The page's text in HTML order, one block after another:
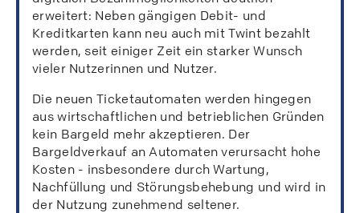
erweitert: Neben gängigen Debit- und
Kreditkarten kann neu auch mit Twint bezahlt
werden, seit einiger Zeit ein starker Wunsch
vieler Nutzerinnen und Nutzer.
Die neuen Ticketautomaten werden hingegen
aus wirtschaftlichen und betrieblichen Gründen
kein Bargeld mehr akzeptieren. Der
Bargeldverkauf an Automaten verursacht hohe
Kosten - insbesondere durch Wartung,
Nachfüllung und Störungsbehebung und wird in
der Nutzung zunehmend seltener.